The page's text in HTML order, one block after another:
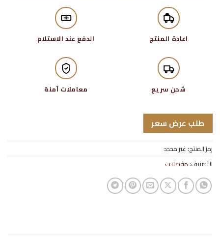
اعادة المنتج الدفع عند الاستلام
شحن سريع معاملات آمنة
طلب عرض سعر
رمز المنتج: غير محدد
التصنيف: مفصلات